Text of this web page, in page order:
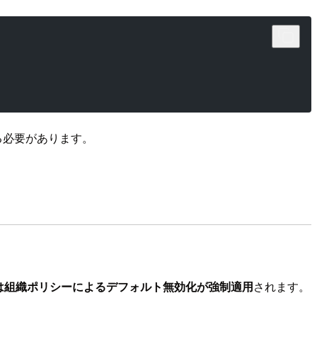
要があります。
織ポリシーによるデフォルト無効化が強制適用されます。